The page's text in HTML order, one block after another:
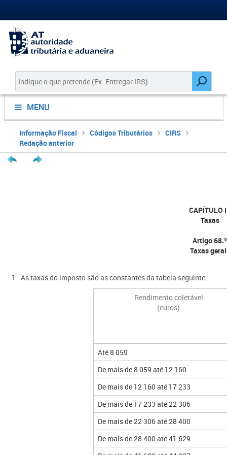
MENU
Informação Fiscal Códigos Tributários
CIRS
Redação anterior
CAPÍTULO
Taxas
Artigo 68.º
Taxas
1 - As taxas do imposto são as constantes da tabela seguinte:​
Rendimento coletável
(euros)
Até 8 059
De mais de 8 059 até 12 160
De mais de 12 160 até 17 233
De mais de 17 233 até 22 306
De mais de 22 306 até 28 400
De mais de 28 400 até 41 629